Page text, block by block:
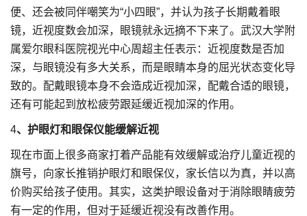
便、还会被同伴嘲笑为“小四眼”，并认为孩子长期戴着眼
镜，近视度数会加深，眼镜就永远摘不下来了。武汉大学附
属爱尔眼科医院视光中心周超主任表示：近视度数是否加
深，与眼镜没有多大关系，而是眼睛本身的屈光状态变化导
致的。配戴眼镜本身不会造成近视加深，配戴合适的眼镜，
还有可能起到放松疲劳跟延缓近视加深的作用。
4、护眼灯和眼保仪能缓解近视
现在市面上很多商家打着产品能有效缓解或治疗儿童近视的
旗号，向家长推销护眼灯和眼保仪，家长信以为真，并以高
价购买给孩子使用。其实，这类护眼设备对于消除眼睛疲劳
有一定的作用，但对于延缓近视没有改善作用。